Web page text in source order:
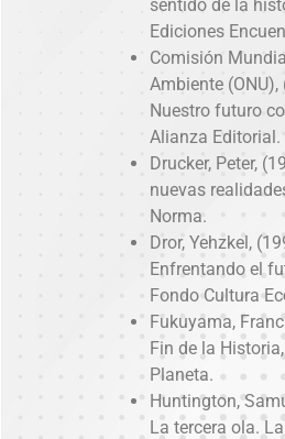
sentido de la
Ediciones
Comisión
Ambiente (ONU),
Nuestro futuro
Alianza Editorial.
Drucker, Peter,
nuevas
Norma.
Dror, Yehzkel,
Enfrentando el
Fondo Cultura
Fukuyama,
Fin de la
Planeta.
Huntington,
La tercera ola. La